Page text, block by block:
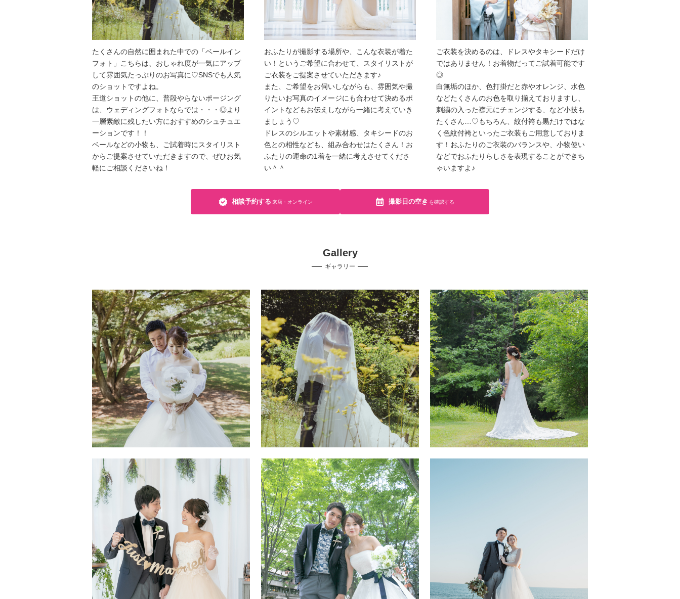
たくさんの自然に囲まれた中での「ベールイン
フォト」こちらは、おしゃれ度が一気にアップ
して雰囲気たっぷりのお写真に♡SNSでも人気
のショットですよね。
王道ショットの他に、普段やらないポージング
は、ウェディングフォトならでは・・・◎より
一層素敵に残したい方におすすめのシュチュエ
ーションです！！
ベールなどの小物も、ご試着時にスタイリスト
からご提案させていただきますので、ぜひお気
軽にご相談くださいね！
おふたりが撮影する場所や、こんな衣装が着た
い！というご希望に合わせて、スタイリストが
ご衣装をご提案させていただきます♪
また、ご希望をお伺いしながらも、雰囲気や撮
りたいお写真のイメージにも合わせて決めるポ
イントなどもお伝えしながら一緒に考えていき
ましょう♡
ドレスのシルエットや素材感、タキシードのお
色との相性なども、組み合わせはたくさん！お
ふたりの運命の1着を一緒に考えさせてくださ
い＾＾
ご衣装を決めるのは、ドレスやタキシードだけ
ではありません！お着物だってご試着可能です
◎
白無垢のほか、色打掛だと赤やオレンジ、水色
などたくさんのお色を取り揃えておりますし、
刺繍の入った襟元にチェンジする、など小技も
たくさん…♡もちろん、紋付袴も黒だけではな
く色紋付袴といったご衣装もご用意しておりま
す！おふたりのご衣装のバランスや、小物使い
などでおふたりらしさを表現することができち
ゃいますよ♪
相談予約する 来店・オンライン 撮影日の空き を確認する
Gallery
ギャラリー